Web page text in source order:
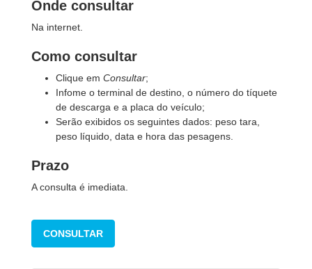
Onde consultar
Na internet.
Como consultar
Clique em Consultar;
Infome o terminal de destino, o número do tíquete
de descarga e a placa do veículo;
Serão exibidos os seguintes dados: peso tara,
peso líquido, data e hora das pesagens.
Prazo
A consulta é imediata.
CONSULTAR